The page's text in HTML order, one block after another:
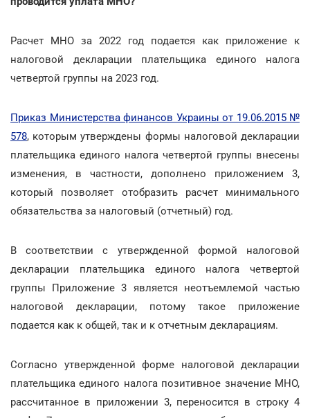
Расчет МНО за 2022 год подается как приложение к
налоговой декларации плательщика единого налога
четвертой группы на 2023 год.
Приказ Министерства финансов Украины от 19.06.2015 №
578, которым утверждены формы налоговой декларации
плательщика единого налога четвертой группы внесены
изменения, в частности, дополнено приложением 3,
который позволяет отобразить расчет минимального
обязательства за налоговый (отчетный) год.
В соответствии с утвержденной формой налоговой
декларации плательщика единого налога четвертой
группы Приложение 3 является неотъемлемой частью
налоговой декларации, потому такое приложение
подается как к общей, так и к отчетным декларациям.
Согласно утвержденной форме налоговой декларации
плательщика единого налога позитивное значение МНО,
рассчитанное в приложении 3, переносится в строку 4